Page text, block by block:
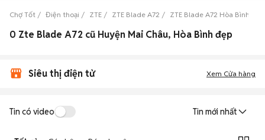
Chợ Tốt Điện thoại ZTE ZTE Blade A72 ZTE Blade A72 Hòa Bình
0 Zte Blade A72 cũ Huyện Mai Châu, Hòa Bình đẹp
Siêu thị điện tử Xem Cửa hàng
Tin có video Tin mới nhất